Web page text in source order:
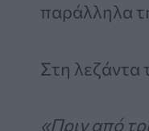
παράλληλα
Στη λεζάντα
«Πριν από